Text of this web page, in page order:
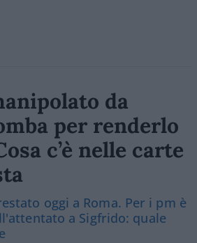
da
per renderlo
c’è nelle carte
oggi a Roma. Per i pm è
a Sigfrido: quale